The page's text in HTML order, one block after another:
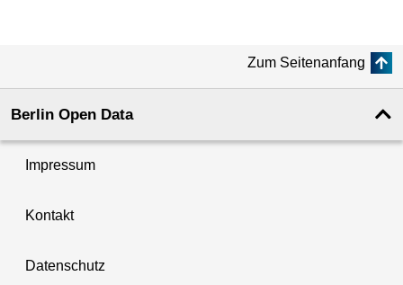
Zum Seitenanfang
Berlin Open Data
Impressum
Kontakt
Datenschutz